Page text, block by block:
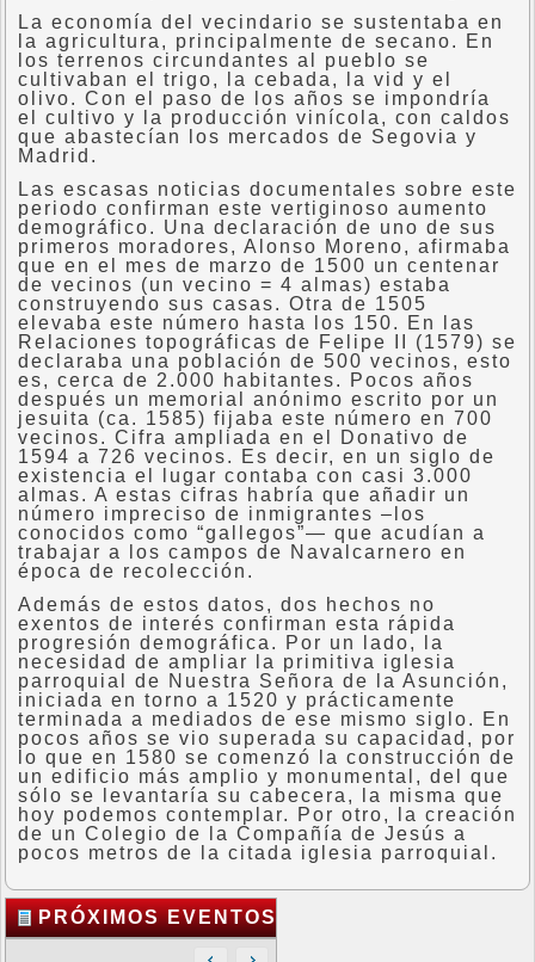
La economía del vecindario se sustentaba en
la agricultura, principalmente de secano. En
los terrenos circundantes al pueblo se
cultivaban el trigo, la cebada, la vid y el
olivo. Con el paso de los años se impondría
el cultivo y la producción vinícola, con caldos
que abastecían los mercados de Segovia y
Madrid.
Las escasas noticias documentales sobre este
periodo confirman este vertiginoso aumento
demográfico. Una declaración de uno de sus
primeros moradores, Alonso Moreno, afirmaba
que en el mes de marzo de 1500 un centenar
de vecinos (un vecino = 4 almas) estaba
construyendo sus casas. Otra de 1505
elevaba este número hasta los 150. En las
Relaciones topográficas de Felipe II (1579) se
declaraba una población de 500 vecinos, esto
es, cerca de 2.000 habitantes. Pocos años
después un memorial anónimo escrito por un
jesuita (ca. 1585) fijaba este número en 700
vecinos. Cifra ampliada en el Donativo de
1594 a 726 vecinos. Es decir, en un siglo de
existencia el lugar contaba con casi 3.000
almas. A estas cifras habría que añadir un
número impreciso de inmigrantes –los
conocidos como “gallegos”— que acudían a
trabajar a los campos de Navalcarnero en
época de recolección.
Además de estos datos, dos hechos no
exentos de interés confirman esta rápida
progresión demográfica. Por un lado, la
necesidad de ampliar la primitiva iglesia
parroquial de Nuestra Señora de la Asunción,
iniciada en torno a 1520 y prácticamente
terminada a mediados de ese mismo siglo. En
pocos años se vio superada su capacidad, por
lo que en 1580 se comenzó la construcción de
un edificio más amplio y monumental, del que
sólo se levantaría su cabecera, la misma que
hoy podemos contemplar. Por otro, la creación
de un Colegio de la Compañía de Jesús a
pocos metros de la citada iglesia parroquial.
PRÓXIMOS EVENTOS